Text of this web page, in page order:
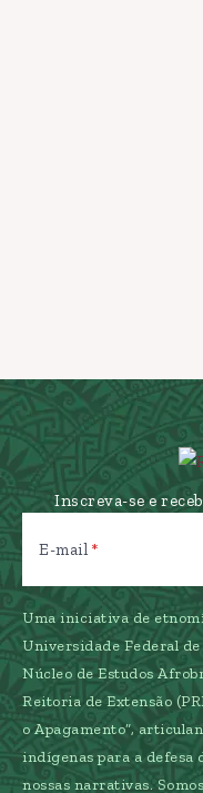
Inscreva-se e
E-mail
Uma iniciativa de
Universidade Federal
Núcleo de Estudos
Reitoria de Extensão
o Apagamento”,
indígenas para a
nossas narrativas.